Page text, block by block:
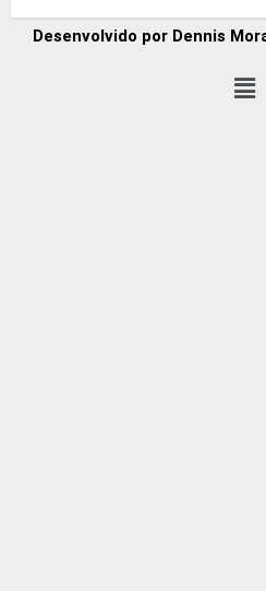
Desenvolvido por Dennis